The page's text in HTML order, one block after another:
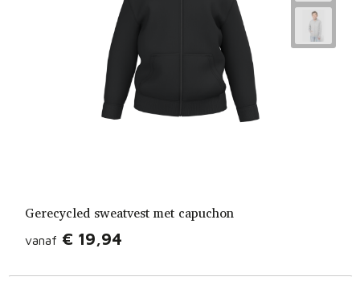
Gerecycled sweatvest met capuchon
vanaf € 19,94